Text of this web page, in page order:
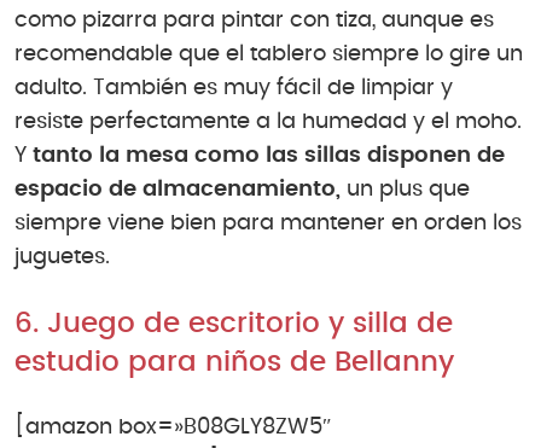
como pizarra para pintar con tiza, aunque es
recomendable que el tablero siempre lo gire un
adulto. También es muy fácil de limpiar y
resiste perfectamente a la humedad y el moho.
Y tanto la mesa como las sillas disponen de
espacio de almacenamiento, un plus que
siempre viene bien para mantener en orden los
juguetes.
6. Juego de escritorio y silla de
estudio para niños de Bellanny
[amazon box=»B08GLY8ZW5″